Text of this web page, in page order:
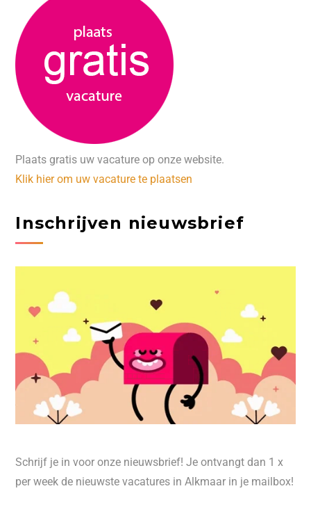
Plaats gratis uw vacature op onze website.
Klik hier om uw vacature te plaatsen
Inschrijven nieuwsbrief
Schrijf je in voor onze nieuwsbrief! Je ontvangt dan 1 x
per week de nieuwste vacatures in Alkmaar in je mailbox!